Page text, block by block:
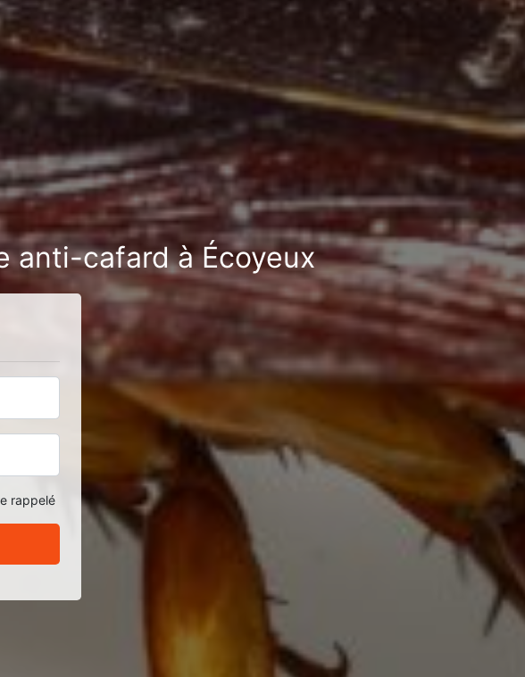
anti-cafard à Écoyeux
rappelé